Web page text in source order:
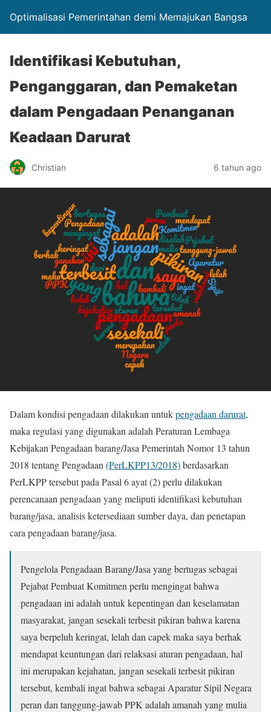
Optimalisasi Pemerintahan demi Memajukan Bangsa
Identifikasi Kebutuhan,
Penganggaran, dan Pemaketan
dalam Pengadaan Penanganan
Keadaan Darurat
Christian 6 tahun ago
Dalam kondisi pengadaan dilakukan untukpengadaan darurat,
maka regulasi yang digunakan adalah Peraturan Lembaga
Kebijakan Pengadaan barang/Jasa Pemerintah Nomor 13 tahun
2018 tentang Pengadaan(PerLKPP13/2018)berdasarkan
PerLKPP tersebut pada Pasal 6 ayat (2) perlu dilakukan
perencanaan pengadaan yang meliputi identifikasi kebutuhan
barang/jasa, analisis ketersediaan sumber daya, dan penetapan
cara pengadaan barang/jasa.
Pengelola Pengadaan Barang/Jasa yang bertugas sebagai
Pejabat Pembuat Komitmen perlu mengingat bahwa
pengadaan ini adalah untuk kepentingan dan keselamatan
masyarakat, jangan sesekali terbesit pikiran bahwa karena
saya berpeluh keringat, lelah dan capek maka saya berhak
mendapat keuntungan dari relaksasi aturan pengadaan, hal
ini merupakan kejahatan, jangan sesekali terbesit pikiran
tersebut, kembali ingat bahwa sebagai Aparatur Sipil Negara
peran dan tanggung-jawab PPK adalah amanah yang mulia